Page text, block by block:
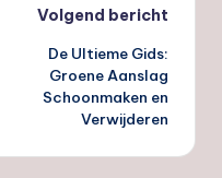
Volgend bericht
De Ultieme Gids:
Groene Aanslag
Schoonmaken en
Verwijderen